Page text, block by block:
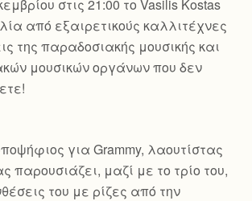
στις 21:00 το Vasilis Kostas
από εξαιρετικούς καλλιτέχνες
της παραδοσιακής μουσικής και
μουσικών οργάνων που δεν
για Grammy, λαουτίστας
παρουσιάζει, μαζί με το τρίο του,
του με ρίζες από την